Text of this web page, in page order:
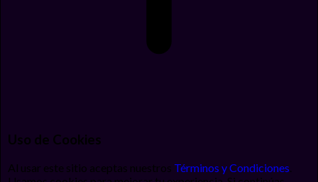
Uso de Cookies
Al usar este sitio aceptas nuestros Términos y Condiciones.